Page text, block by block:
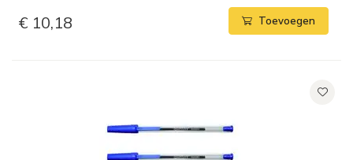
€ 10,18 Toevoegen